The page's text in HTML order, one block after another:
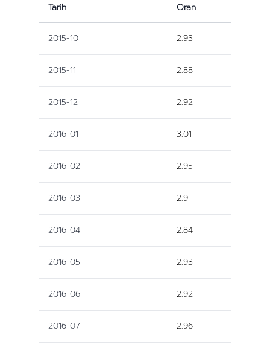
Tarih Oran
2015-10 2.93
2015-11 2.88
2015-12 2.92
2016-01 3.01
2016-02 2.95
2016-03 2.9
2016-04 2.84
2016-05 2.93
2016-06 2.92
2016-07 2.96